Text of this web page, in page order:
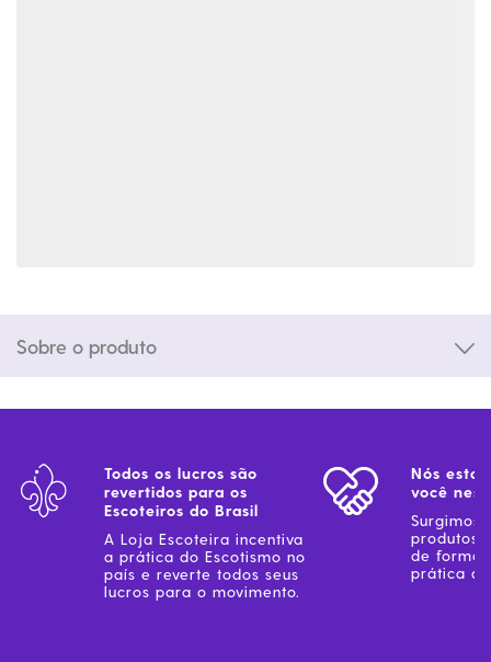
Sobre o produto
Todos os lucros são
revertidos para os
Escoteiros do Brasil
A Loja Escoteira incentiva
a prática do Escotismo no
país e reverte todos seus
lucros para o movimento.
Nós
você
Surgimos
produtos
de forma
prática